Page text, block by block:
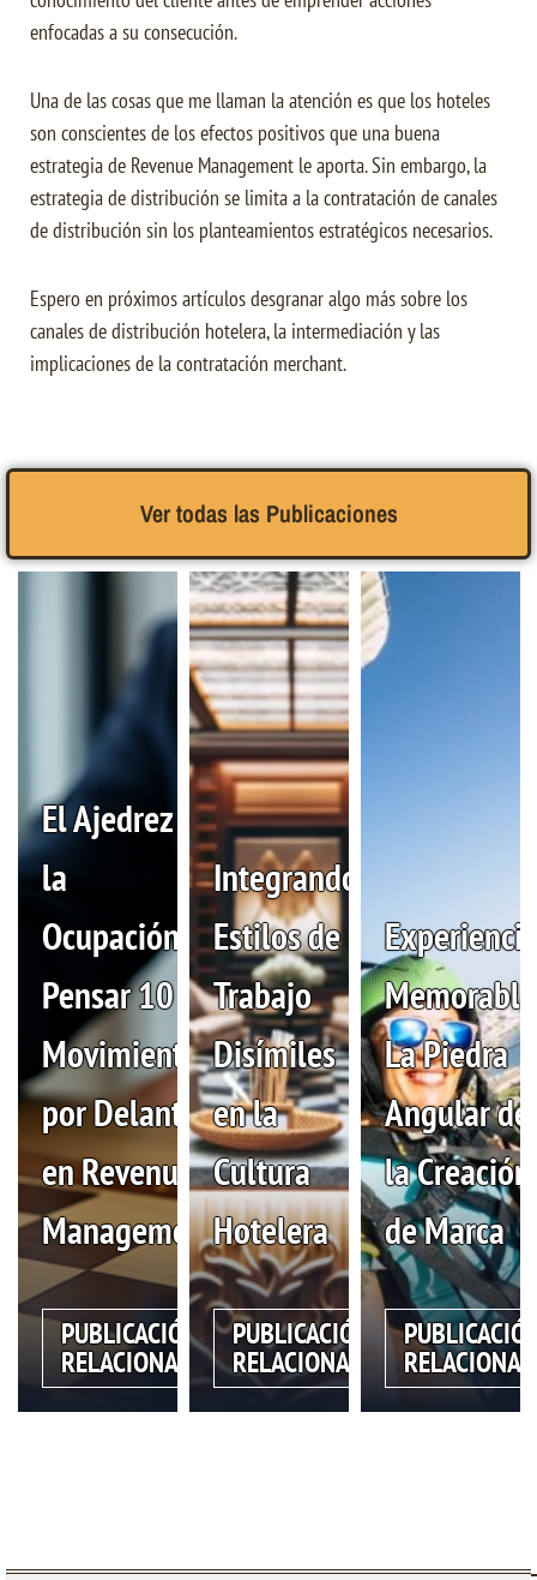
enfocadas a su consecución.
Una de las cosas que me llaman la atención es que los hoteles
son conscientes de los efectos positivos que una buena
estrategia de Revenue Management le aporta. Sin embargo, la
estrategia de distribución se limita a la contratación de canales
de distribución sin los planteamientos estratégicos necesarios.
Espero en próximos artículos desgranar algo más sobre los
canales de distribución hotelera, la intermediación y las
implicaciones de la contratación merchant.
Ver todas las Publicaciones
El Ajedrez de
la
Ocupación:
Pensar 10
Movimientos
por Delante
en Revenue
Management
PUBLICACIÓN
RELACIONADA
Integrando
Estilos de
Trabajo
Disímiles
en la
Cultura
Hotelera
PUBLICACIÓN
RELACIONADA
La Piedra
Angular de
la Creación
de Marca